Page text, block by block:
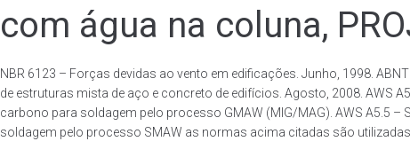
com água na coluna,
NBR 6123 – Forças devidas ao vento em edificações. Junho, 1998.
de estruturas mista de aço e concreto de edifícios. Agosto, 2008. AWS
carbono para soldagem pelo processo GMAW (MIG/MAG). AWS A5.5
soldagem pelo processo SMAW as normas acima citadas são